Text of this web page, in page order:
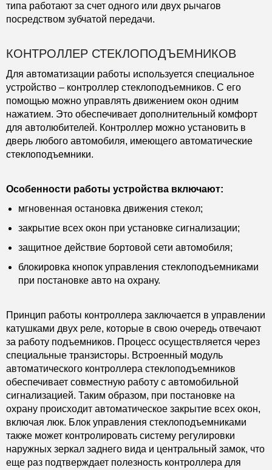
типа работают за счет одного или двух рычагов
посредством зубчатой передачи.
КОНТРОЛЛЕР СТЕКЛОПОДЪЕМНИКОВ
Для автоматизации работы используется специальное
устройство – контроллер стеклоподъемников. С его
помощью можно управлять движением окон одним
нажатием. Это обеспечивает дополнительный комфорт
для автолюбителей. Контроллер можно установить в
дверь любого автомобиля, имеющего автоматические
стеклоподъемники.
Особенности работы устройства включают:
мгновенная остановка движения стекол;
закрытие всех окон при установке сигнализации;
защитное действие бортовой сети автомобиля;
блокировка кнопок управления стеклоподъемниками
при постановке авто на охрану.
Принцип работы контроллера заключается в управлении
катушками двух реле, которые в свою очередь отвечают
за работу подъемников. Процесс осуществляется через
специальные транзисторы. Встроенный модуль
автоматического контроллера стеклоподъемников
обеспечивает совместную работу с автомобильной
сигнализацией. Таким образом, при постановке на
охрану происходит автоматическое закрытие всех окон,
включая люк. Блок управления стеклоподъемниками
также может контролировать систему регулировки
наружных зеркал заднего вида и центральный замок, что
еще раз подтверждает полезность контроллера для